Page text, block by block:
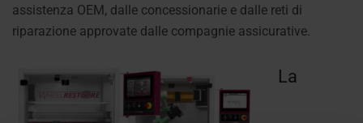
assistenza OEM, dalle concessionarie e dalle reti di
riparazione approvate dalle compagnie assicurative.
La